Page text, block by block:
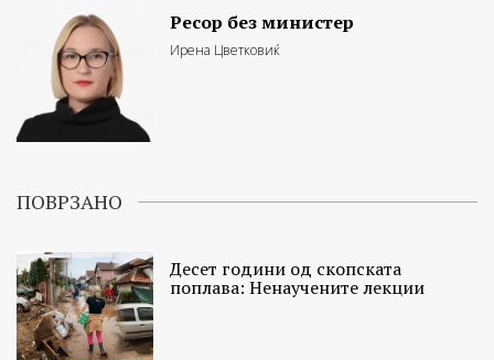
Ресор без министер
Ирена Цветковиќ
ПОВРЗАНО
Десет години од скопската
поплава: Ненаучените лекции